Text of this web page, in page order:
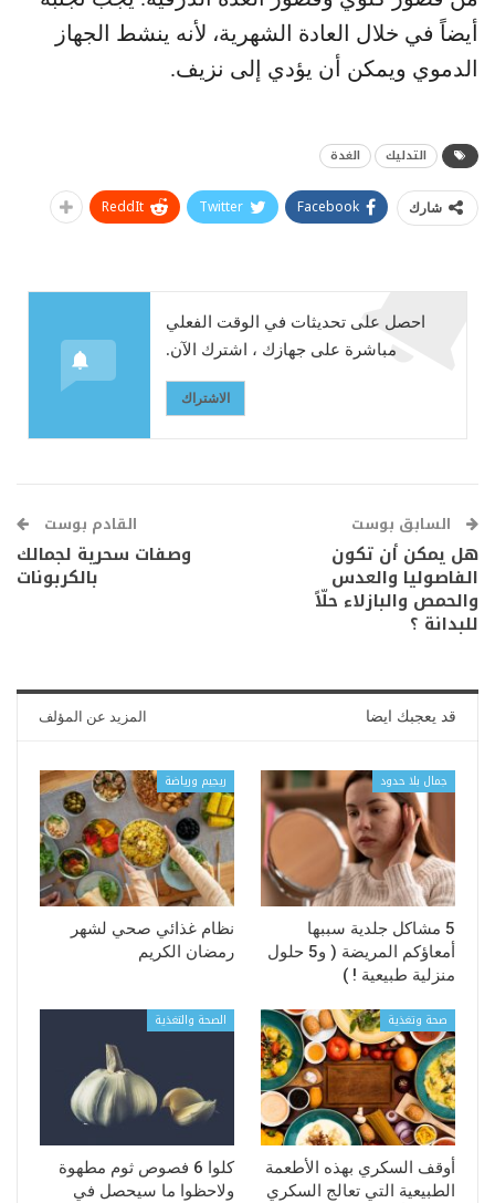
أيضاً في خلال العادة الشهرية، لأنه ينشط الجهاز
الدموي ويمكن أن يؤدي إلى نزيف.
التدليك الغدة
شارك Facebook
Twitter
ReddIt
احصل على تحديثات في الوقت الفعلي
مباشرة على جهازك ، اشترك الآن.
الاشتراك
السابق بوست
هل يمكن أن تكون
الفاصوليا والعدس
والحمص والبازلاء حلّاً
للبدانة ؟
القادم بوست
وصفات سحرية لجمالك
بالكربونات
قد يعجبك ايضا المزيد عن المؤلف
جمال بلا حدود
5 مشاكل جلدية سببها
أمعاؤكم المريضة ( و5 حلول
منزلية طبيعية ! )
ريجيم ورياضة
نظام غذائي صحي لشهر
رمضان الكريم
صحة وتغذية
أوقف السكري بهذه الأطعمة
الطبيعية التي تعالج السكري
الصحة والتغذية
كلوا 6 فصوص ثوم مطهوة
ولاحظوا ما سيحصل في